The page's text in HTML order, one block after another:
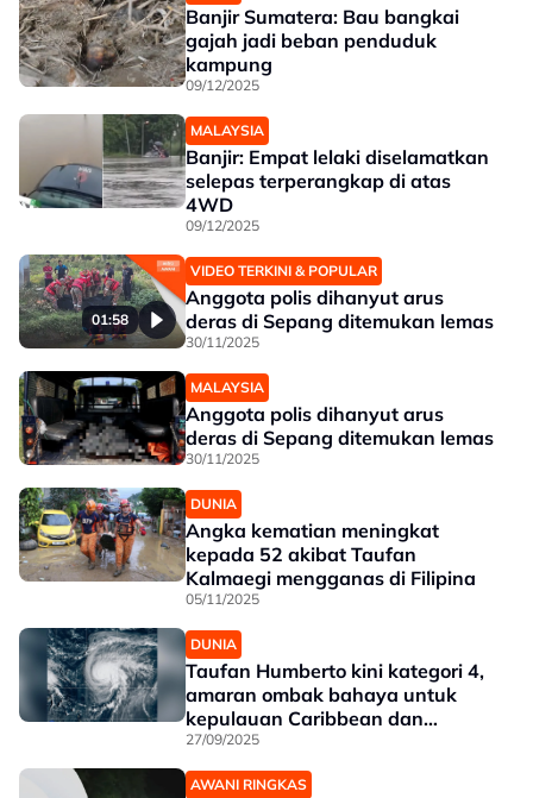
Banjir Sumatera: Bau bangkai
gajah jadi beban penduduk
kampung
09/12/2025
MALAYSIA
Banjir: Empat lelaki diselamatkan
selepas terperangkap di atas
4WD
09/12/2025
01:58
VIDEO TERKINI & POPULAR
Anggota polis dihanyut arus
deras di Sepang ditemukan lemas
30/11/2025
MALAYSIA
Anggota polis dihanyut arus
deras di Sepang ditemukan lemas
30/11/2025
DUNIA
Angka kematian meningkat
kepada 52 akibat Taufan
Kalmaegi mengganas di Filipina
05/11/2025
DUNIA
Taufan Humberto kini kategori 4,
amaran ombak bahaya untuk
kepulauan Caribbean dan
Bermuda
27/09/2025
AWANI RINGKAS